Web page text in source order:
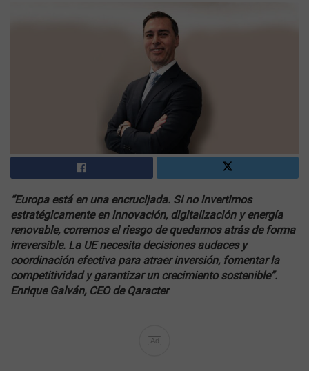
“Europa está en una encrucijada. Si no invertimos
estratégicamente en innovación, digitalización y energía
renovable, corremos el riesgo de quedarnos atrás de forma
irreversible. La UE necesita decisiones audaces y
coordinación efectiva para atraer inversión, fomentar la
competitividad y garantizar un crecimiento sostenible”.
Enrique Galván, CEO de Qaracter
Ad